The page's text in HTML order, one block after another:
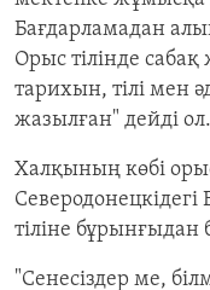
Бағдарламадан
Орыс тілінде
тарихын, тілі мен
жазылған" дейді ол.
Халқының көбі
тіліне
"Сенесіздер ме,